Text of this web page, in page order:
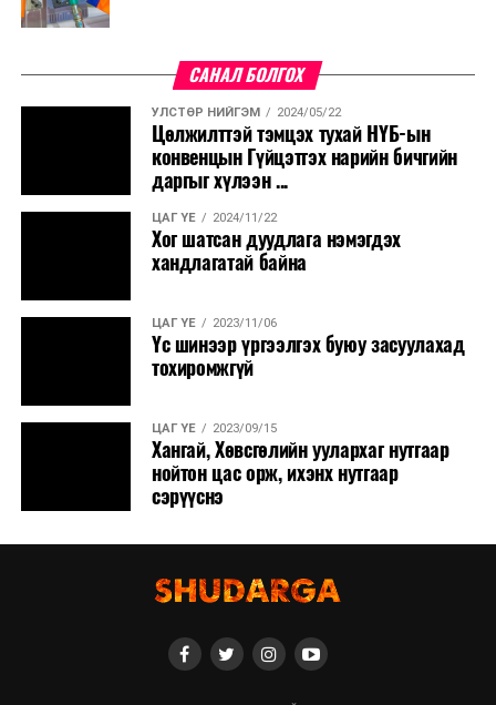
САНАЛ БОЛГОХ
УЛСТӨР НИЙГЭМ 2024/05/22
Цөлжилттэй тэмцэх тухай НҮБ-ын
конвенцын Гүйцэтгэх нарийн бичгийн
даргыг хүлээн ...
ЦАГ ҮЕ 2024/11/22
Хог шатсан дуудлага нэмэгдэх
хандлагатай байна
ЦАГ ҮЕ 2023/11/06
Үс шинээр үргээлгэх буюу засуулахад
тохиромжгүй
ЦАГ ҮЕ 2023/09/15
Хангай, Хөвсгөлийн уулархаг нутгаар
нойтон цас орж, ихэнх нутгаар
сэрүүснэ